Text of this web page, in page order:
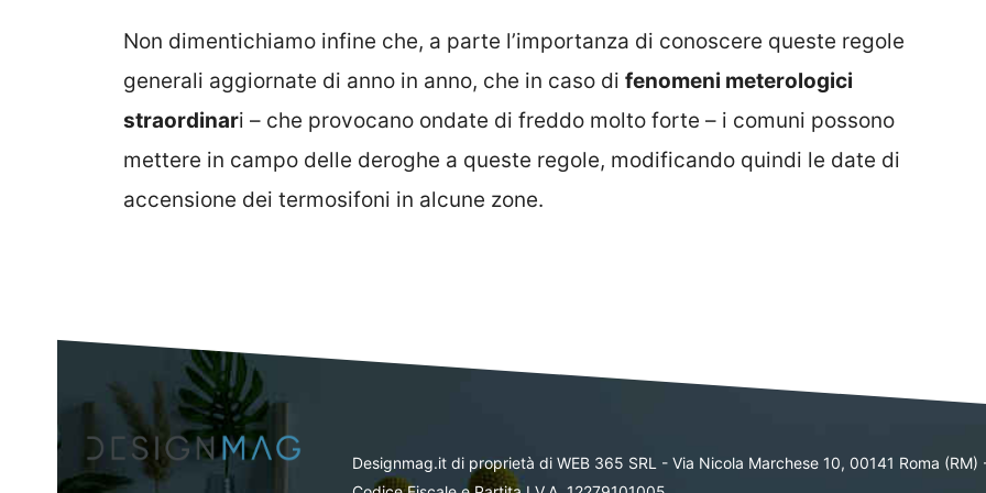
Non dimentichiamo infine che, a parte l’importanza di conoscere queste regole
generali aggiornate di anno in anno, che in caso di fenomeni meterologici
straordinari – che provocano ondate di freddo molto forte – i comuni possono
mettere in campo delle deroghe a queste regole, modificando quindi le date di
accensione dei termosifoni in alcune zone.
Designmag.it di proprietà di WEB 365 SRL - Via Nicola Marchese 10, 00141 Roma (RM)